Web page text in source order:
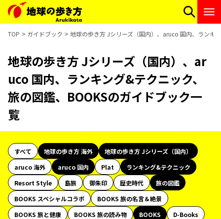
TOP ガイドブック 地球の歩き方 Jシリーズ（国内）、aruco 国内、ランキ
地球の歩き方 Jシリーズ（国内）、ar
uco 国内、ランキング&テクニック、
旅の図鑑、BOOKSのガイドブック一
覧
すべて 地球の歩き方 海外
地球の歩き方 Jシリーズ（国内）
aruco 海外
aruco 国内 Plat
ランキング&テクニック
Resort Style
島旅 御朱印 歴史時代
旅の図鑑
BOOKS スペシャルコラボ
BOOKS 旅の名言＆絶景
BOOKS 旅と健康
BOOKS 旅の読み物 BOOKS
D-Books